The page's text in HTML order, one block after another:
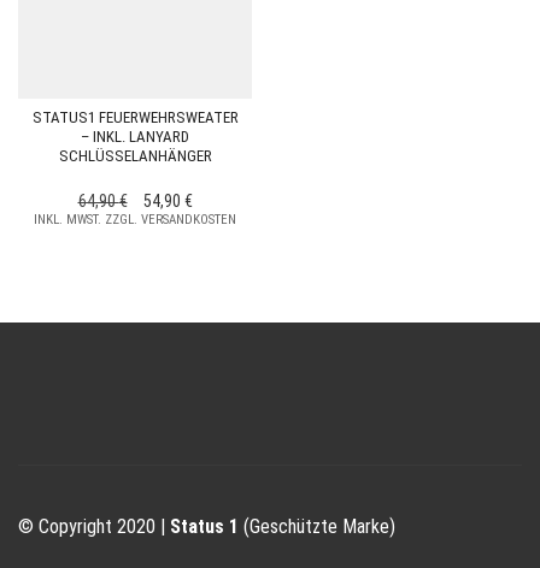
STATUS1 FEUERWEHRSWEATER
– INKL. LANYARD
SCHLÜSSELANHÄNGER
64,90€
URSPRÜNGLICHER
PREIS
54,90 €AKTUELLER
PREIS
INKL. MWST. ZZGL. VERSANDKOSTEN
© Copyright 2020 | Status 1 (Geschützte Marke)